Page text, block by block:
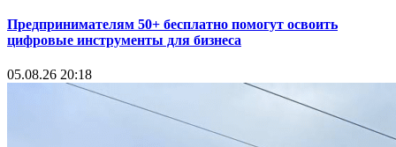
Предпринимателям 50+ бесплатно помогут освоить
цифровые инструменты для бизнеса
05.08.26 20:18